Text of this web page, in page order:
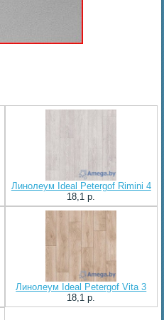
Линолеум Ideal Petergof Rimini 4
18,1 p.
Линолеум Ideal Petergof Vita 3
18,1 p.